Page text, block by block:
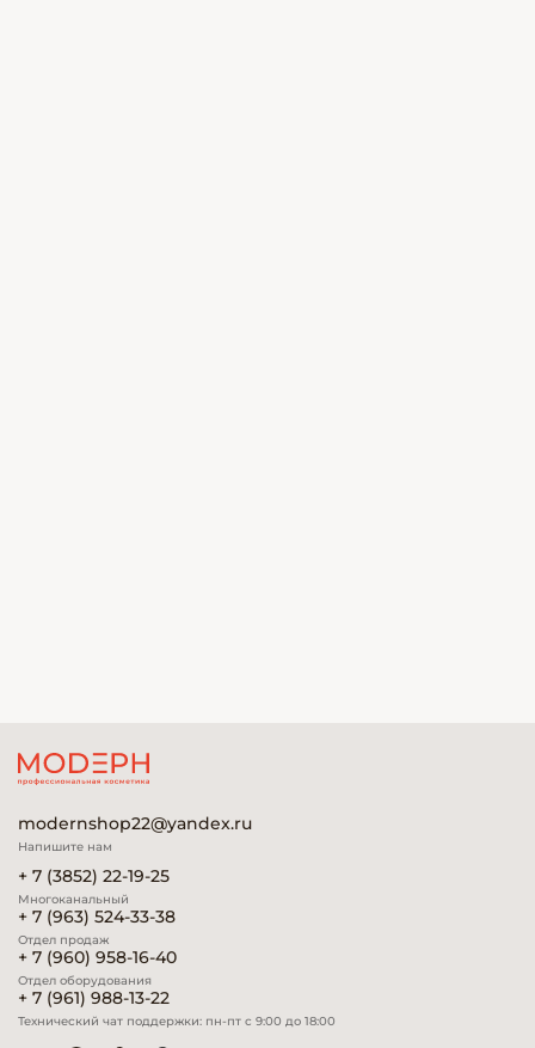
modernshop22@yandex.ru
Напишите нам
+ 7 (3852) 22-19-25
Многоканальный
+ 7 (963) 524-33-38
Отдел продаж
+ 7 (960) 958-16-40
Отдел оборудования
+ 7 (961) 988-13-22
Технический чат поддержки: пн-пт с 9:00 до 18:00